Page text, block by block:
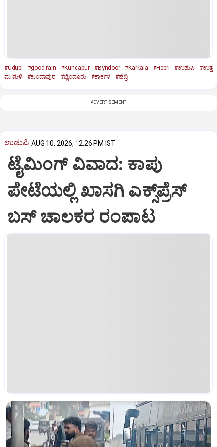
#Udupi #good rain #Kundapur #Byndoor #Karkala #Hebri #ಉಡುಪಿ
#ಉತ್ತ
ಮ ಮಳೆ
#ಕುಂದಾಪುರ #ಬೈಂದೂರು #ಕಾರ್ಕಳ #ಹೆಬ್ರಿ
ADVERTISEMENT
ಉಡುಪಿ AUG 10, 2026, 12:26 PM IST
ಟೈಮಿಂಗ್‌ ವಿವಾದ: ಕಾಪು
ಪೇಟೆಯಲ್ಲಿ ಖಾಸಗಿ ಎಕ್ಸ್‌ಪ್ರೆಸ್
ಬಸ್‌ ಚಾಲಕರ ರಂಪಾಟ